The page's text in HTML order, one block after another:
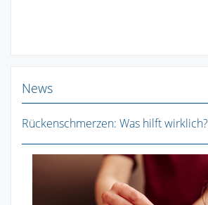
News
Rückenschmerzen: Was hilft wirklich?